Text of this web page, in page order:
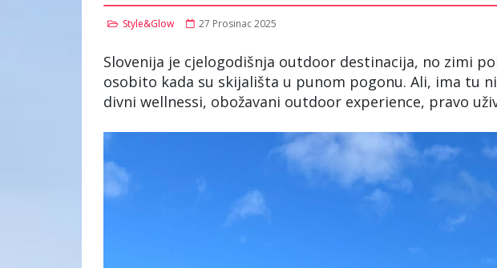
Style&Glow 27 Prosinac 2025
Slovenija je cjelogodišnja outdoor destinacija, no zimi
osobito kada su skijališta u punom pogonu. Ali, ima tu
divni wellnessi, obožavani outdoor experience, pravo